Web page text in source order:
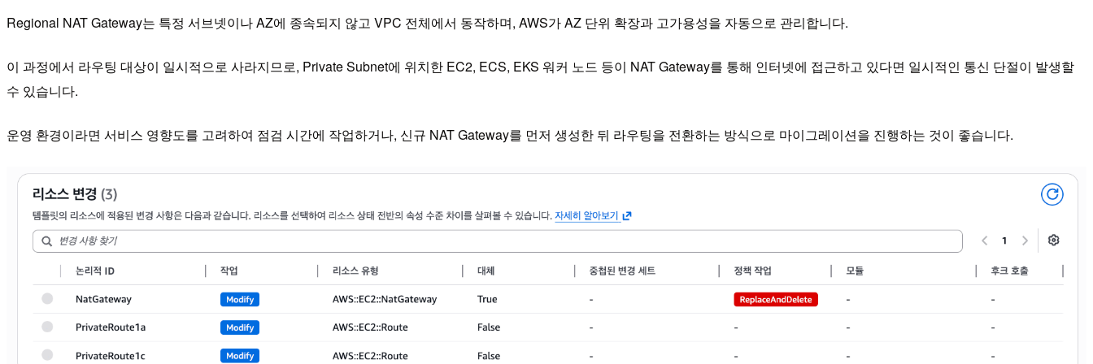
Regional NAT Gateway는 특정 서브넷이나 AZ에 종속되지 않고 VPC 전체에서 동작하며, AWS가 AZ 단위 확장과 고가용성을 자동으로 관리합니다.
이 과정에서 라우팅 대상이 일시적으로 사라지므로, Private Subnet에 위치한 EC2, ECS, EKS 워커 노드 등이 NAT Gateway를 통해 인터넷에 접근하고 있다면 일시적인 통신 단절이 발생할
수 있습니다.
운영 환경이라면 서비스 영향도를 고려하여 점검 시간에 작업하거나, 신규 NAT Gateway를 먼저 생성한 뒤 라우팅을 전환하는 방식으로 마이그레이션을 진행하는 것이 좋습니다.